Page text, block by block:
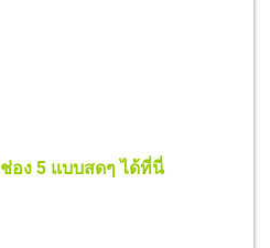
อง 5 แบบสดๆ ได้ที่นี่